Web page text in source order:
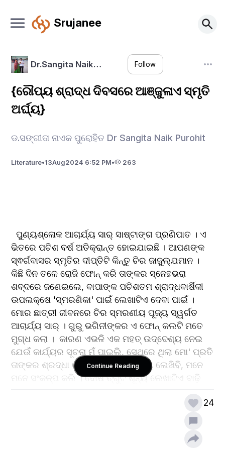
Srujanee
Dr.Sangita Naik… Follow
{ରୌପ୍ୟ ଶ୍ରାଦ୍ଧ ଦିବସରେ ଆଞ୍ଜୁଳାଏ ସ୍ମୃତି
ଅର୍ଘ୍ୟ}
ଡ.ସଙ୍ଗୀତା ନାଏକ ପୁରୋହିତ Dr Sangita Naik Purohit
Literature•13Aug2024 6:52 PM• 263
ପୁଣ୍ୟଶ୍ଳୋକ ଆଚାର୍ଯ୍ୟ ସାର୍ ସାଷ୍ଟାଙ୍ଗ ପ୍ରଣିପାତ । ଏ
ଭିତରେ ପଚିଶ ବର୍ଷ ଅତିକ୍ରାନ୍ତ ହୋଇଯାଇଛି । ଆପଣଙ୍କ
ସ୍ଵର୍ଗବାସର ସ୍ମୃତିର ଦୀପ୍ତିଟି କିନ୍ତୁ ଚିର ଜାଜୁଲ୍ଯମାନ ।
କିଛି ଦିନ ତଳେ ରୋଜି ଫୋନ୍‌ କରି ତାଙ୍କର ସ୍ନେହଭରା
ଶବ୍ଦରେ ଜଣେଇଲେ, ବାପାଙ୍କ ପଚିଶତମ ଶ୍ରାଦ୍ଧବାର୍ଷିକୀ
ଉପଲକ୍ଷେ 'ସ୍ମରଣିକା' ପାଇଁ ଲେଖାଟିଏ ଦେବା ପାଇଁ ।
ମୋର ଛାତ୍ରୀ ଜୀବନରେ ଚିର ସ୍ମରଣୀୟ ପୂଜ୍ୟ ସ୍ୱର୍ଗତ
ଆଚାର୍ଯ୍ୟ ସାର୍ । ଗୁରୁ ଭଗିନୀଙ୍କର ଏ ଫୋନ୍‌ କଲଟି ମତେ
ମୁଗ୍ଧ କଲା ।  କାରଣ ଏଭଳି ଏକ ମହତ୍‌ ଉଦ୍ଦେଶ୍ୟ ନେଇ
ଯେଉଁ କାର୍ଯ୍ୟର ସୂଚନା ମୁଁ ପାଇଲି, ସେଥିରେ ଥିଲା ମୋ' ପ୍ରତି
ତାଙ୍କର ଶ୍ରଦ୍ଧା ଓ ବିଶ୍ୱାସ । ମୁଁ ଅବଶ୍ୟ ଲେଖିବି, ମନେ
ମନେ ସଂକଳ୍ପ କଲି । ଦୋଷ ତ୍ରୁଟି ଶୂନ୍ୟ ଲେଖାଟିଏ ବାଢ଼ି
ଦେବ । ୨୭ ଜାନୁଆରୀ ୨୦୨୪କୁ ସ୍ଵର୍ଗତ ବୃନ୍ଦାବନ ଆଚାର୍ଯ୍ୟ
ସାର୍ ଙ୍କର ପଚିଶତମ ଶ୍ରାଦ୍ଧବାର୍ଷିକୀ ଅନୁଷ୍ଠିତ ହେବ ।
Continue Reading
24